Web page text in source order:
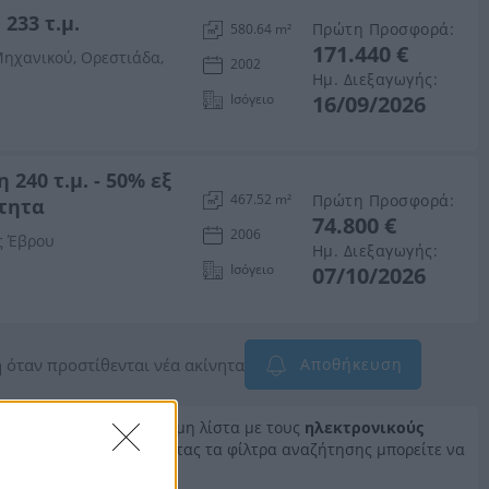
τ.μ.
Ορεστιάδα,
580.64 m²
2002
Ισόγειο
Πρώτη Προσφορά:
171.440 €
Ημ. Διεξαγωγής:
16/09/2026
τ.μ. - 50% εξ
Έβρου
467.52 m²
2006
Ισόγειο
Πρώτη Προσφορά:
74.800 €
Ημ. Διεξαγωγής:
07/10/2026
προστίθενται νέα ακίνητα Αποθήκευση
να βρείτε την επίσημη λίστα με τους ηλεκτρονικούς
Χρησιμοποιώντας τα φίλτρα αναζήτησης μπορείτε να